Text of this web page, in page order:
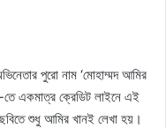
পুরো নাম ‘মোহাম্মদ আমির
তে একমাত্র ক্রেডিট লাইনে এই
শুধু আমির খানই লেখা হয়।